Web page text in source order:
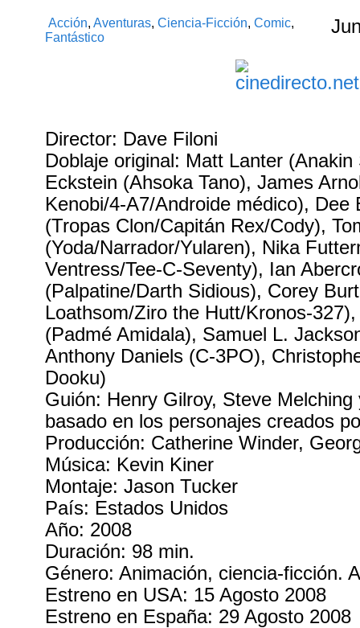
Acción,Aventuras,Ciencia-Ficción,Comic,
Fantástico
Director: Dave Filoni
Doblaje original: Matt Lanter
Eckstein (Ahsoka Tano), James
Kenobi/4-A7/Androide médico), Dee
(Tropas Clon/Capitán Rex/Cody),
(Yoda/Narrador/Yularen), Nika
Ventress/Tee-C-Seventy), Ian
(Palpatine/Darth Sidious), Corey
Loathsom/Ziro the Hutt/Kronos-
(Padmé Amidala), Samuel L.
Anthony Daniels (C-3PO),
Dooku)
Guión: Henry Gilroy, Steve
basado en los personajes creados
Producción: Catherine Winder,
Música: Kevin Kiner
Montaje: Jason Tucker
País: Estados Unidos
Año: 2008
Duración: 98 min.
Género: Animación, ciencia-ficción.
Estreno en USA: 15 Agosto 2008
Estreno en España: 29 Agosto 2008